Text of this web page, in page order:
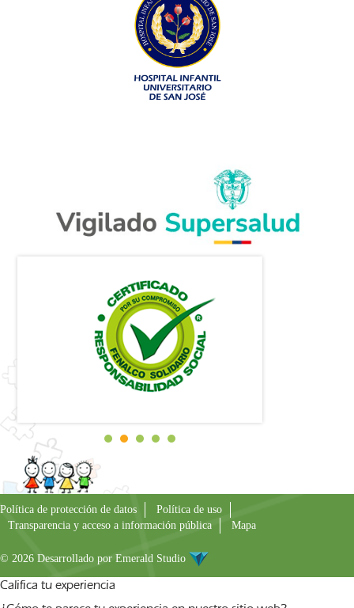
Política de protección de datos
Política de uso
Transparencia y acceso a información pública
Mapa
© 2026 Desarrollado por Emerald Studio
Califica tu experiencia